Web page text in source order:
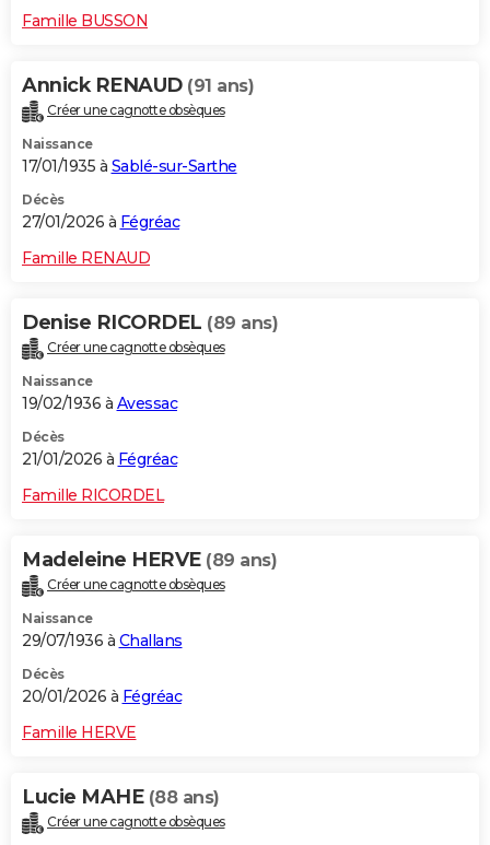
Famille BUSSON
Annick RENAUD (91 ans)
Créer une cagnotte obsèques
Naissance
17/01/1935 à Sablé-sur-Sarthe
Décès
27/01/2026 à Fégréac
Famille RENAUD
Denise RICORDEL (89 ans)
Créer une cagnotte obsèques
Naissance
19/02/1936 à Avessac
Décès
21/01/2026 à Fégréac
Famille RICORDEL
Madeleine HERVE (89 ans)
Créer une cagnotte obsèques
Naissance
29/07/1936 à Challans
Décès
20/01/2026 à Fégréac
Famille HERVE
Lucie MAHE (88 ans)
Créer une cagnotte obsèques